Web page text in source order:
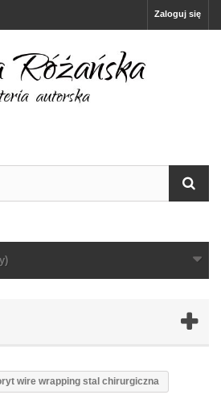
Zaloguj się
wire wrapping stal chirurgiczna